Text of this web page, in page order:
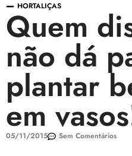
HORTALIÇAS
Quem
não dá
plantar
em
05/11/2015 Sem Comentários